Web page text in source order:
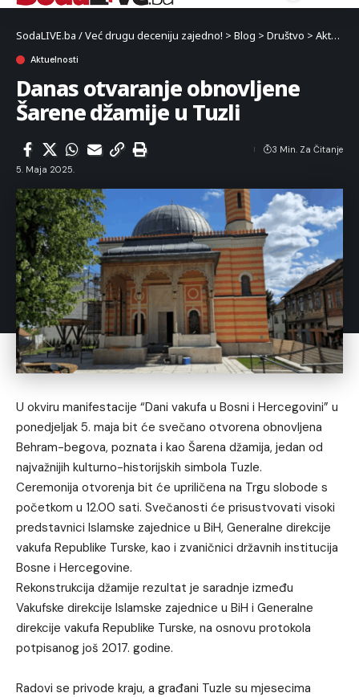
SodaLIVE.ba / Već drugu deceniju zajedno! > Blog > Društvo > Aktuelnosti
Aktuelnosti
Danas otvaranje obnovljene
Šarene džamije u Tuzli
5. Maja 2025.
3 Min. Za Čitanje
U okviru manifestacije “Dani vakufa u Bosni i Hercegovini” u
ponedjeljak 5. maja bit će svečano otvorena obnovljena
Behram-begova, poznata i kao Šarena džamija, jedan od
najvažnijih kulturno-historijskih simbola Tuzle.
Ceremonija otvorenja bit će upriličena na Trgu slobode s
početkom u 12.00 sati. Svečanosti će prisustvovati visoki
predstavnici Islamske zajednice u BiH, Generalne direkcije
vakufa Republike Turske, kao i zvaničnici državnih institucija
Bosne i Hercegovine.
Rekonstrukcija džamije rezultat je saradnje između
Vakufske direkcije Islamske zajednice u BiH i Generalne
direkcije vakufa Republike Turske, na osnovu protokola
potpisanog još 2017. godine.
Radovi se privode kraju, a građani Tuzle su mjesecima